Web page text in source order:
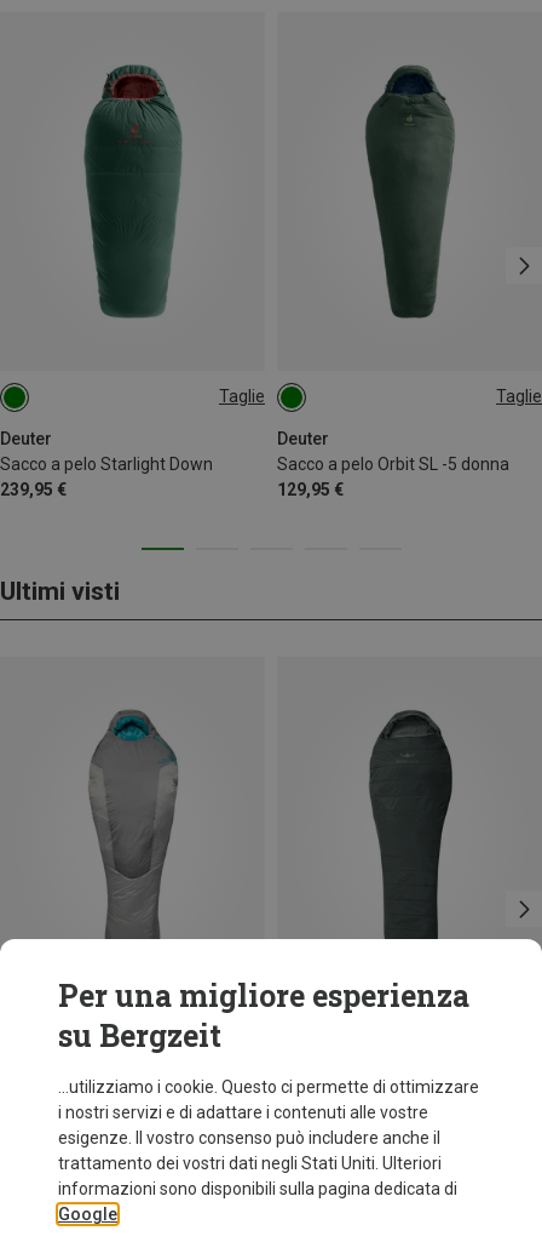
Taglie
Deuter
Sacco a pelo Starlight Down
239,95 €
MAX. 170CM | LEFT Taglie
Deuter
Sacco a pelo Orbit SL -5 donna
129,95 €
MAX. 175CM | LEFT
Ultimi visti
Risparmi 56%
Per una migliore esperienza
su Bergzeit
...utilizziamo i cookie. Questo ci permette di ottimizzare
i nostri servizi e di adattare i contenuti alle vostre
esigenze. Il vostro consenso può includere anche il
trattamento dei vostri dati negli Stati Uniti. Ulteriori
informazioni sono disponibili sulla pagina dedicata di
Google